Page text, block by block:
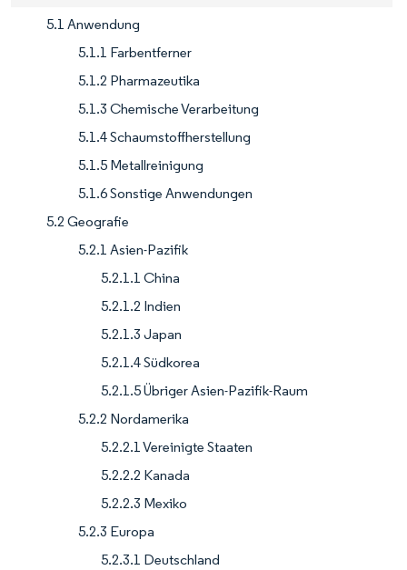
5.1 Anwendung
5.1.1 Farbentferner
5.1.2 Pharmazeutika
5.1.3 Chemische Verarbeitung
5.1.4 Schaumstoffherstellung
5.1.5 Metallreinigung
5.1.6 Sonstige Anwendungen
5.2 Geografie
5.2.1 Asien-Pazifik
5.2.1.1 China
5.2.1.2 Indien
5.2.1.3 Japan
5.2.1.4 Südkorea
5.2.1.5 Übriger Asien-Pazifik-Raum
5.2.2 Nordamerika
5.2.2.1 Vereinigte Staaten
5.2.2.2 Kanada
5.2.2.3 Mexiko
5.2.3 Europa
5.2.3.1 Deutschland